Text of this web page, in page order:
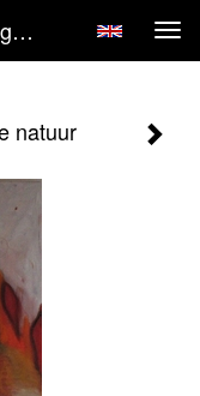
Jonaske De Ruiter - Zoete Strelingen Van De Natuur
natuur